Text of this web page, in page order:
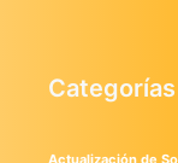
Categorías
Actualización de